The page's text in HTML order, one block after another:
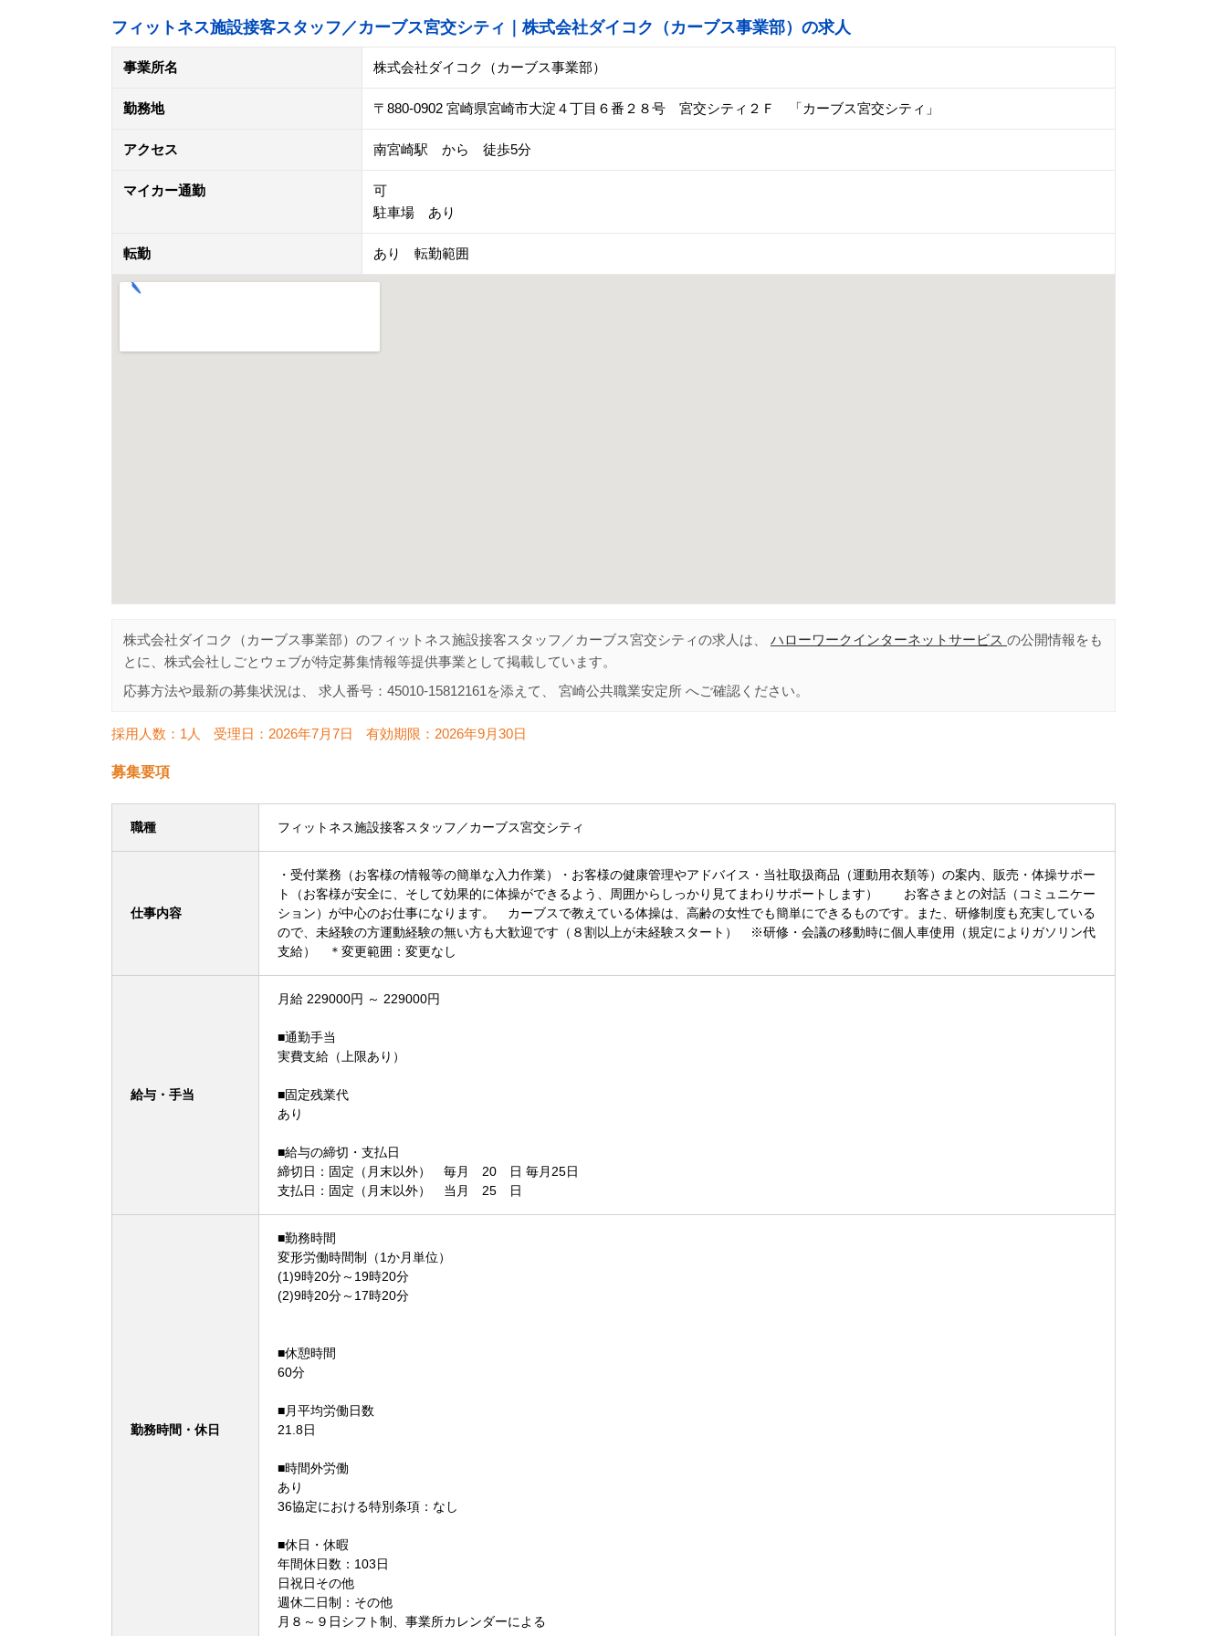
フィットネス施設接客スタッフ／カーブス宮交シティ｜株式会社ダイコク（カーブス事業部）の求人
事業所名 株式会社ダイコク（カーブス事業部）
勤務地 〒880-0902 宮崎県宮崎市大淀４丁目６番２８号 宮交シティ２Ｆ 「カーブス宮交シティ」
アクセス 南宮崎駅 から 徒歩5分
マイカー通勤
可
駐車場 あり
転勤 あり 転勤範囲
株式会社ダイコク（カーブス事業部）のフィットネス施設接客スタッフ／カーブス宮交シティの求人は、 ハローワークインターネットサービス の公開情報をも
とに、株式会社しごとウェブが特定募集情報等提供事業として掲載しています。
応募方法や最新の募集状況は、 求人番号： 45010-15812161 を添えて、 宮崎公共職業安定所 へご確認ください。
採用人数：1人 受理日： 2026年7月7日 有効期限： 2026年9月30日
募集要項
職種 フィットネス施設接客スタッフ／カーブス宮交シティ
仕事内容
・受付業務（お客様の情報等の簡単な入力作業）・お客様の健康管理やアドバイス・当社取扱商品（運動用衣類等）の案内、販売・体操サポー
ト（お客様が安全に、そして効果的に体操ができるよう、周囲からしっかり見てまわりサポートします） お客さまとの対話（コミュニケー
ション）が中心のお仕事になります。 カーブスで教えている体操は、高齢の女性でも簡単にできるものです。また、研修制度も充実している
ので、未経験の方運動経験の無い方も大歓迎です（８割以上が未経験スタート） ※研修・会議の移動時に個人車使用（規定によりガソリン代
支給） ＊変更範囲：変更なし
給与・手当
月給 229000円 ～ 229000円
■通勤手当
実費支給（上限あり）
■固定残業代
あり
■給与の締切・支払日
締切日：固定（月末以外） 毎月 20 日 毎月25日
支払日：固定（月末以外） 当月 25 日
勤務時間・休日
■勤務時間
変形労働時間制（1か月単位）
(1)9時20分～19時20分
(2)9時20分～17時20分
■休憩時間
60分
■月平均労働日数
21.8日
■時間外労働
あり
36協定における特別条項：なし
■休日・休暇
年間休日数：103日
日祝日その他
週休二日制：その他
月８～９日シフト制、事業所カレンダーによる